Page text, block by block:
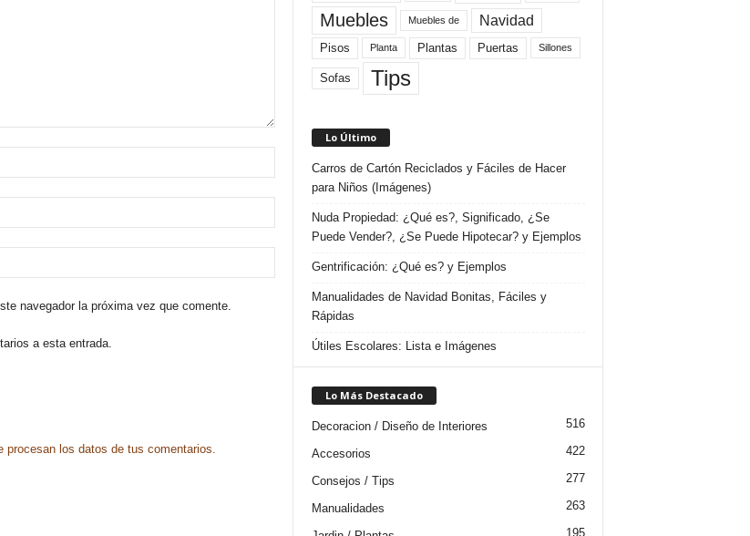
navegador la próxima vez que comente.
a esta entrada.
procesan los datos de tus comentarios.
Muebles Muebles de Navidad
Pisos Planta Plantas Puertas Sillones
Sofas Tips
Lo Último
Carros de Cartón Reciclados y Fáciles de Hacer
para Niños (Imágenes)
Nuda Propiedad: ¿Qué es?, Significado, ¿Se
Puede Vender?, ¿Se Puede Hipotecar? y Ejemplos
Gentrificación: ¿Qué es? y Ejemplos
Manualidades de Navidad Bonitas, Fáciles y
Rápidas
Útiles Escolares: Lista e Imágenes
Lo Más Destacado
Decoracion / Diseño de Interiores 516
Accesorios 422
Consejos / Tips 277
Manualidades 263
195